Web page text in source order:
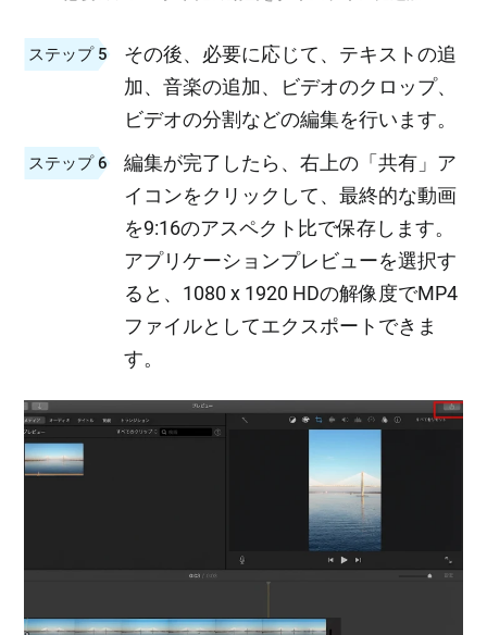
ステップ 5
その後、必要に応じて、テキストの追
加、音楽の追加、ビデオのクロップ、
ビデオの分割などの編集を行います。
ステップ 6
編集が完了したら、右上の「共有」ア
イコンをクリックして、最終的な動画
を9:16のアスペクト比で保存します。
アプリケーションプレビューを選択す
ると、1080 x 1920 HDの解像度でMP4
ファイルとしてエクスポートできま
す。